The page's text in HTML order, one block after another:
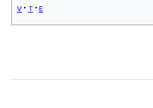
v t e